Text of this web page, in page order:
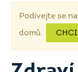
Podívejte se
domů. CHCI